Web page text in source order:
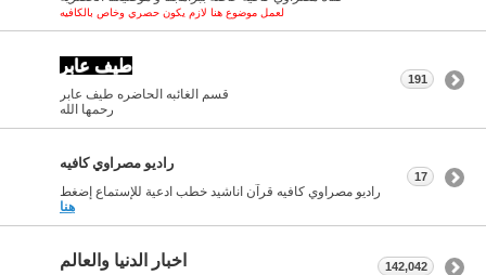
لعمل موضوع هنا لازم يكون حصري وخاص بالكافيه
طيف عابر
قسم الغائبه الحاضره طيف عابر
رحمها الله
191
راديو مصراوي كافيه
راديو مصراوي كافيه قرآن اناشيد خطب ادعية للإستماع إضغط
هنا
17
اخبار الدنيا والعالم 142,042